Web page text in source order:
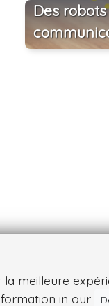
Des
meilleure
in our